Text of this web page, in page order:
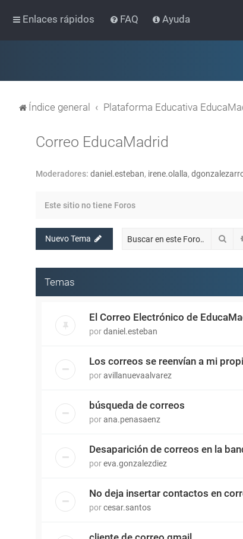
Enlaces rápidos FAQ Ayuda
Índice general Plataforma Educativa
Correo EducaMadrid
Moderadores: daniel.esteban, irene.olalla,
Este sitio no tiene Foros
Nuevo Tema
Temas
El Correo Electrónico de
pordaniel.esteban
Los correos se reenvían a mi
poravillanuevaalvarez
búsqueda de correos
porana.penasaenz
Desaparición de correos en la
poreva.gonzalezdiez
No deja insertar contactos en
porcesar.santos